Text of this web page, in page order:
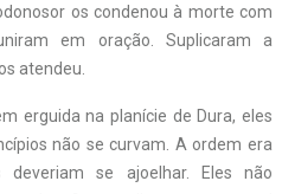
os condenou à morte com
em oração. Suplicaram a
atendeu.
erguida na planície de Dura, eles
não se curvam. A ordem era
se ajoelhar. Eles não